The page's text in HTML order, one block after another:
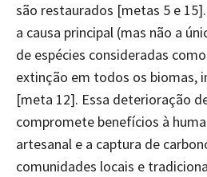
são restaurados [metas 5 e
a causa principal (mas não a
de espécies consideradas
extinção em todos os biomas,
[meta 12]. Essa deterioração
compromete benefícios à
artesanal e a captura de
comunidades locais e